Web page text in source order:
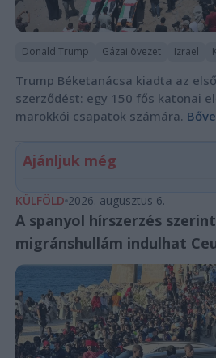
Donald Trump Gázai övezet Izrael
Trump Béketanácsa kiadta az
szerződést: egy 150 fős katonai
marokkói csapatok számára.
Ajánljuk még
KÜLFÖLD 2026. augusztus 6.
A spanyol hírszerzés
migránshullám indulhat